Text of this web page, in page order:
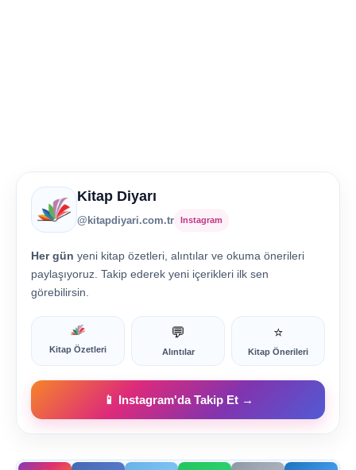
Kitap Diyarı
@kitapdiyari.com.tr Instagram
Her gün yeni kitap özetleri, alıntılar ve okuma önerileri
paylaşıyoruz. Takip ederek yeni içerikleri ilk sen
görebilirsin.
Kitap Özetleri
💬
Alıntılar
⭐
Kitap Önerileri
📱 Instagram'da Takip Et →